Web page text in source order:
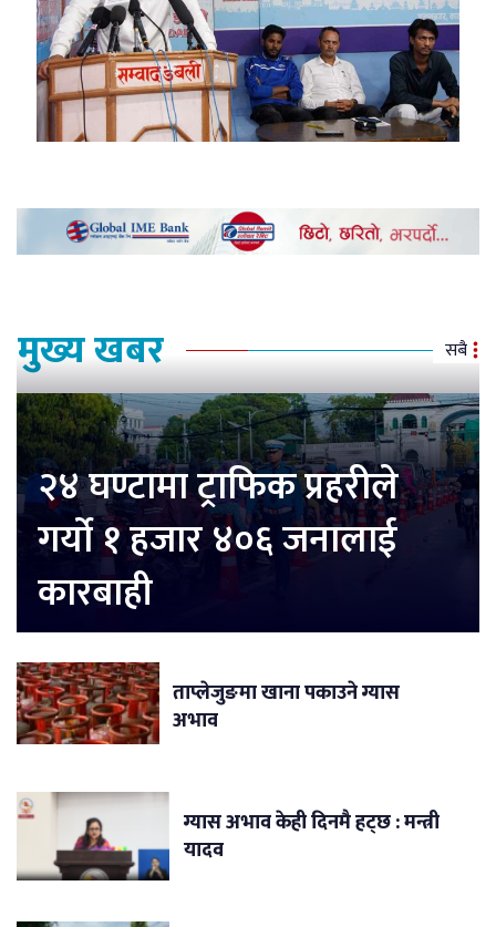
मुख्य खबर सबै
२४ घण्टामा ट्राफिक प्रहरीले
गर्यो १ हजार ४०६ जनालाई
कारबाही
ताप्लेजुङमा खाना पकाउने ग्यास
अभाव
ग्यास अभाव केही दिनमै हट्छ : मन्त्री
यादव